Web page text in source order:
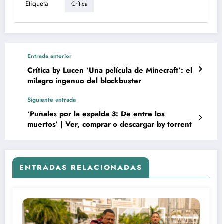
Etiqueta Crítica
Entrada anterior
Crítica by Lucen ‘Una película de Minecraft’: el
milagro ingenuo del blockbuster
Siguiente entrada
‘Puñales por la espalda 3: De entre los
muertos’ | Ver, comprar o descargar by torrent
ENTRADAS RELACIONADAS